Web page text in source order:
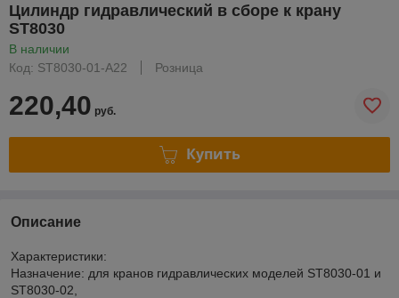
Цилиндр гидравлический в сборе к крану
ST8030
В наличии
Код: ST8030-01-A22
Розница
220,40 руб.
Купить
Описание
Характеристики:
Назначение: для кранов гидравлических моделей ST8030-01 и
ST8030-02,